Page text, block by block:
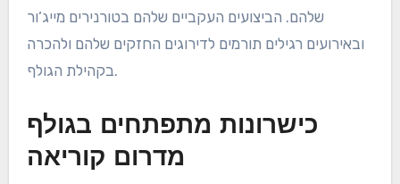
שלהם. הביצועים העקביים שלהם בטורנירים מייג’ור
ובאירועים רגילים תורמים לדירוגים החזקים שלהם ולהכרה
בקהילת הגולף.
כישרונות מתפתחים בגולף
מדרום קוריאה